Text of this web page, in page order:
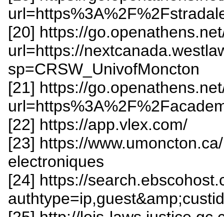
[20] https://
url=https://
sp=CRSW_UnivofMoncton
[21] https://
[22] https://app.vlex.com/
[23] https://
electroniques
[24] https://